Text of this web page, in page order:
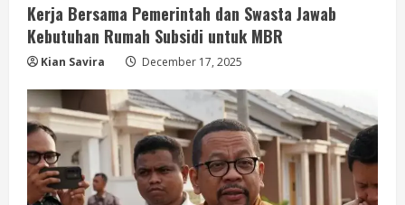
Kerja Bersama Pemerintah dan Swasta Jawab
Kebutuhan Rumah Subsidi untuk MBR
Kian Savira December 17, 2025